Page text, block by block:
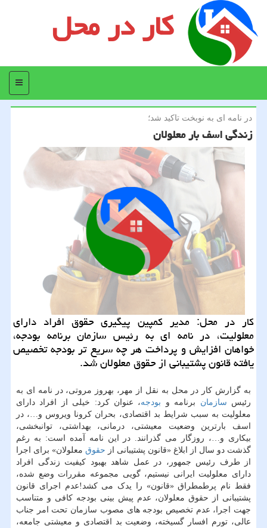
کار در محل
منو
در نامه ای به نوبخت تاكید شد؛
زندگی اسف بار معلولان
كار در محل: مدیر كمپین پیگیری حقوق افراد دارای
معلولیت، در نامه ای به رئیس سازمان برنامه بودجه،
خواهان افزایش و پرداخت هر چه سریع تر بودجه تخصیص
یافته قانون پشتیبانی از حقوق معلولان شد.
به گزارش کار در محل به نقل از مهر، بهروز مروتی، در نامه ای به
رئیس سازمان برنامه و بودجه، عنوان کرد: خیلی از افراد دارای
معلولیت به سبب شرایط بد اقتصادی، بحران کرونا ویروس و…، در
اسف بارترین وضعیت معیشتی، درمانی، بهداشتی، توانبخشی،
بیکاری و…، روزگار می گذرانند. در این نامه آمده است: به رغم
گذشت دو سال از ابلاغ «قانون پشتیبانی از حقوق معلولان» برای اجرا
از طرف رئیس جمهور، در عمل شاهد بهبود کیفیت زندگی افراد
دارای معلولیت ایرانی نیستیم، گویی مجموعه مقررات وضع شده،
فقط نام پرطمطراق «قانون» را یدک می کشد!عدم اجرای قانون
پشتیبانی از حقوق معلولان، عدم پیش بینی بودجه کافی و متناسب
جهت اجرا، عدم تخصیص بودجه های مصوب سازمان تحت امر جناب
عالی، تورم افسار گسیخته، وضعیت بد اقتصادی و معیشتی جامعه،